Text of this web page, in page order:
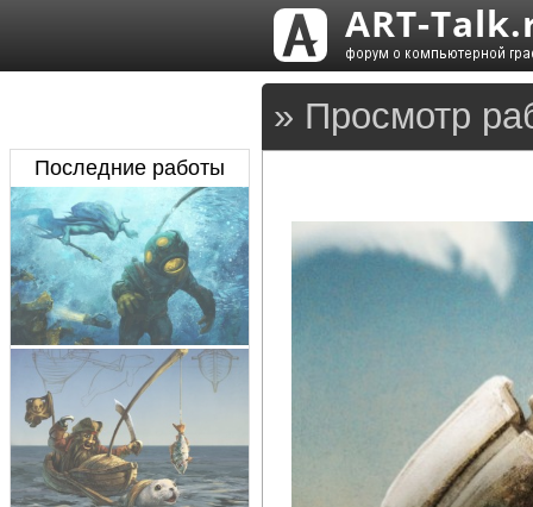
» Просмотр
Последние работы